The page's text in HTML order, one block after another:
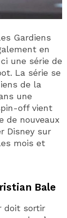
Gardiens
en
une série de
La série se
de la
une
off vient
de nouveaux
Disney sur
mois et
Bale
doit sortir